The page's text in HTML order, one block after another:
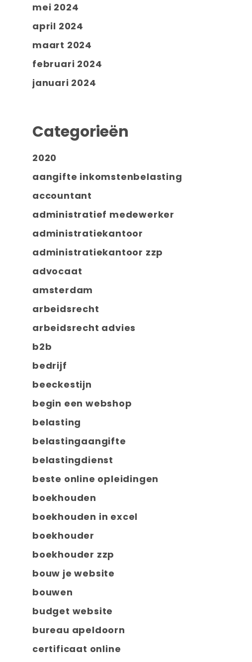
mei 2024
april 2024
maart 2024
februari 2024
januari 2024
Categorieën
2020
aangifte inkomstenbelasting
accountant
administratief medewerker
administratiekantoor
administratiekantoor zzp
advocaat
amsterdam
arbeidsrecht
arbeidsrecht advies
b2b
bedrijf
beeckestijn
begin een webshop
belasting
belastingaangifte
belastingdienst
beste online opleidingen
boekhouden
boekhouden in excel
boekhouder
boekhouder zzp
bouw je website
bouwen
budget website
bureau apeldoorn
certificaat online